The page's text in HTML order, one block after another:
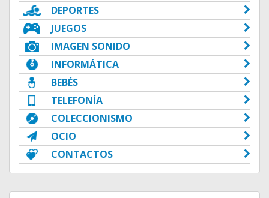
DEPORTES
JUEGOS
IMAGEN SONIDO
INFORMÁTICA
BEBÉS
TELEFONÍA
COLECCIONISMO
OCIO
CONTACTOS